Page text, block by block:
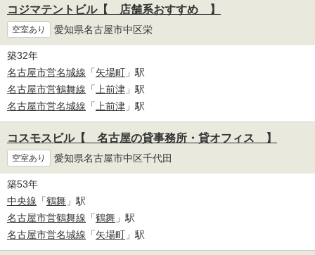
コジマテントビル【 店舗系おすすめ 】
空室あり 愛知県名古屋市中区栄
築32年
名古屋市営名城線 「矢場町 」駅
名古屋市営鶴舞線 「 上前津 」駅
名古屋市営名城線 「 上前津 」駅
コスモスビル【 名古屋の貸事務所・貸オフィス 】
空室あり 愛知県名古屋市中区千代田
築53年
中央線 「鶴舞 」駅
名古屋市営鶴舞線 「鶴舞 」駅
名古屋市営名城線 「矢場町 」駅